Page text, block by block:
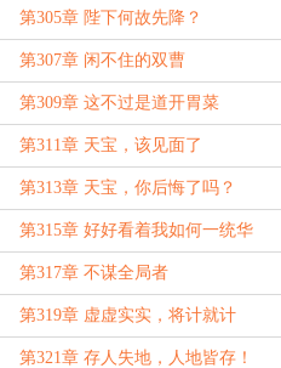
第305章 陛下何故先降？
第307章 闲不住的双曹
第309章 这不过是道开胃菜
第311章 天宝，该见面了
第313章 天宝，你后悔了吗？
第315章 好好看着我如何一统华
夏！
第317章 不谋全局者
第319章 虚虚实实，将计就计
第321章 存人失地，人地皆存！